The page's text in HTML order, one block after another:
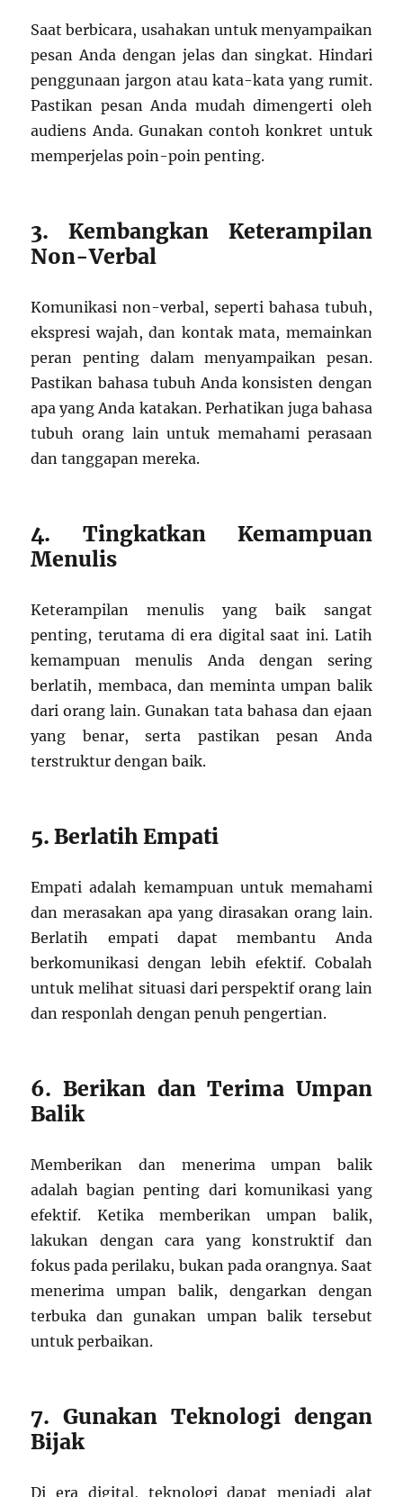
Saat berbicara, usahakan untuk menyampaikan
pesan Anda dengan jelas dan singkat. Hindari
penggunaan jargon atau kata-kata yang rumit.
Pastikan pesan Anda mudah dimengerti oleh
audiens Anda. Gunakan contoh konkret untuk
memperjelas poin-poin penting.
3. Kembangkan Keterampilan
Non-Verbal
Komunikasi non-verbal, seperti bahasa tubuh,
ekspresi wajah, dan kontak mata, memainkan
peran penting dalam menyampaikan pesan.
Pastikan bahasa tubuh Anda konsisten dengan
apa yang Anda katakan. Perhatikan juga bahasa
tubuh orang lain untuk memahami perasaan
dan tanggapan mereka.
4. Tingkatkan Kemampuan
Menulis
Keterampilan menulis yang baik sangat
penting, terutama di era digital saat ini. Latih
kemampuan menulis Anda dengan sering
berlatih, membaca, dan meminta umpan balik
dari orang lain. Gunakan tata bahasa dan ejaan
yang benar, serta pastikan pesan Anda
terstruktur dengan baik.
5. Berlatih Empati
Empati adalah kemampuan untuk memahami
dan merasakan apa yang dirasakan orang lain.
Berlatih empati dapat membantu Anda
berkomunikasi dengan lebih efektif. Cobalah
untuk melihat situasi dari perspektif orang lain
dan responlah dengan penuh pengertian.
6. Berikan dan Terima Umpan
Balik
Memberikan dan menerima umpan balik
adalah bagian penting dari komunikasi yang
efektif. Ketika memberikan umpan balik,
lakukan dengan cara yang konstruktif dan
fokus pada perilaku, bukan pada orangnya. Saat
menerima umpan balik, dengarkan dengan
terbuka dan gunakan umpan balik tersebut
untuk perbaikan.
7. Gunakan Teknologi dengan
Bijak
Di era digital, teknologi dapat menjadi alat